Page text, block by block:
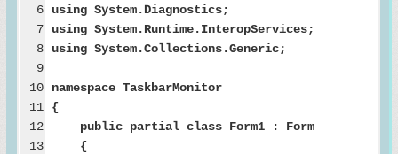
6
7
8
9
10
11
12
13
using System.Diagnostics;
using System.Runtime.InteropServices;
using System.Collections.Generic;
namespace TaskbarMonitor
{
public partial class Form1 : Form
{